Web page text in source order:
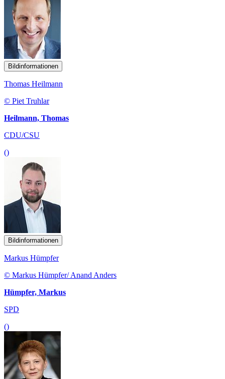
Bildinformationen
Thomas Heilmann
© Piet Truhlar
Heilmann, Thomas
CDU/CSU
()
Bildinformationen
Markus Hümpfer
© Markus Hümpfer/ Anand Anders
Hümpfer, Markus
SPD
()